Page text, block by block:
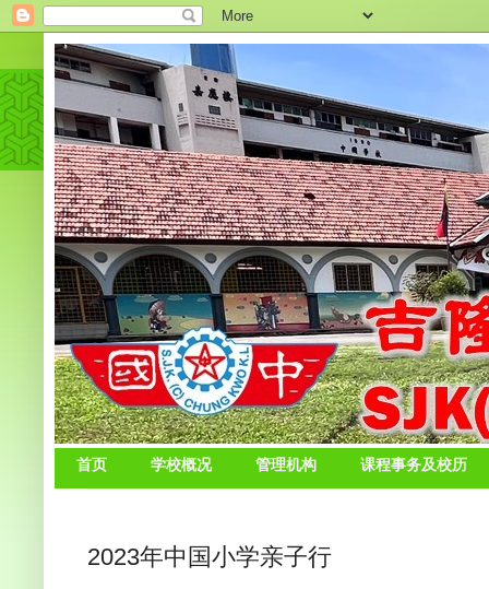
首页 学校概况 管理机构 课程事务及校历
2023年中国小学亲子行